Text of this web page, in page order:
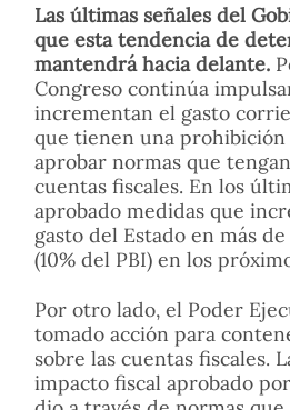
Las últimas señales del
que esta tendencia de
mantendrá hacia delante.
Congreso continúa
incrementan el gasto
que tienen una
aprobar normas que
cuentas fiscales. En los
aprobado medidas que
gasto del Estado en más
(10% del PBI) en los
Por otro lado, el Poder
tomado acción para
sobre las cuentas fiscales.
impacto fiscal aprobado